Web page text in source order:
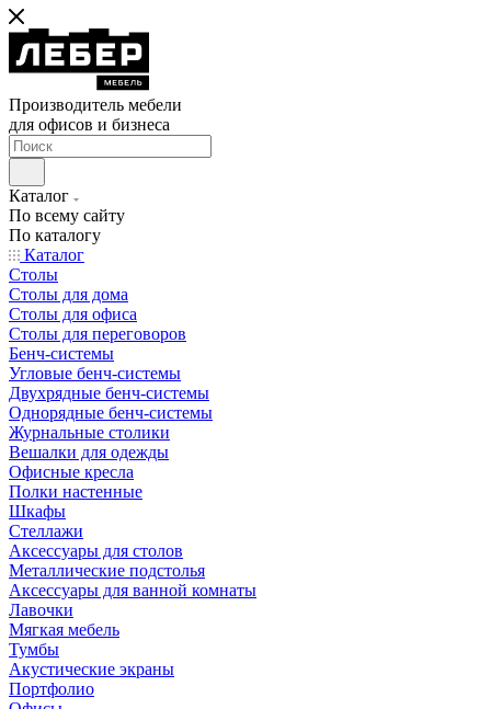
Производитель мебели
для офисов и бизнеса
Каталог
По всему сайту
По каталогу
Каталог
Столы
Столы для дома
Столы для офиса
Столы для переговоров
Бенч-системы
Угловые бенч-системы
Двухрядные бенч-системы
Однорядные бенч-системы
Журнальные столики
Вешалки для одежды
Офисные кресла
Полки настенные
Шкафы
Стеллажи
Аксессуары для столов
Металлические подстолья
Аксессуары для ванной комнаты
Лавочки
Мягкая мебель
Тумбы
Акустические экраны
Портфолио